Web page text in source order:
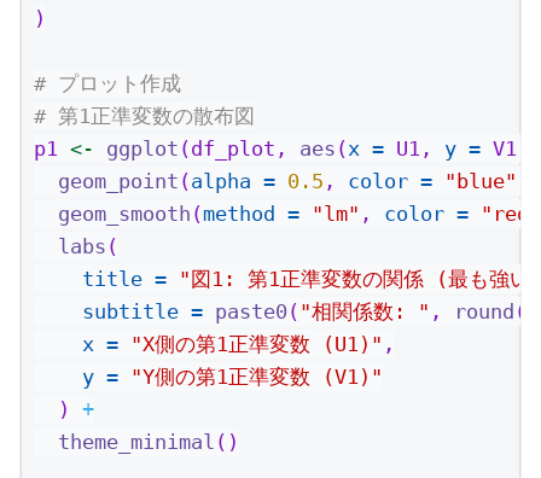
)
# プロット作成
# 第1正準変数の散布図
p1 <- ggplot (df_plot, aes (x = U1, y =
geom_point (alpha = 0.5 , color = "blue"
geom_smooth (method = "lm" , color = "red"
labs (
title = "図1: 第1正準変数の関係 (最も強い
subtitle = paste0 ( "相関係数: " , round (
x = "X側の第1正準変数 (U1)" ,
y = "Y側の第1正準変数 (V1)"
  )
+
theme_minimal ()